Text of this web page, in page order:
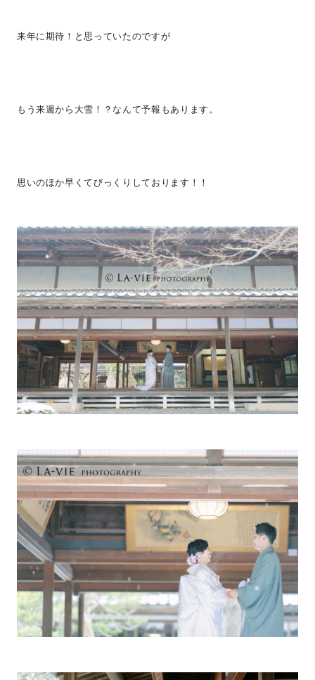
来年に期待！と思っていたのですが
もう来週から大雪！？なんて予報もあります。
思いのほか早くてびっくりしております！！